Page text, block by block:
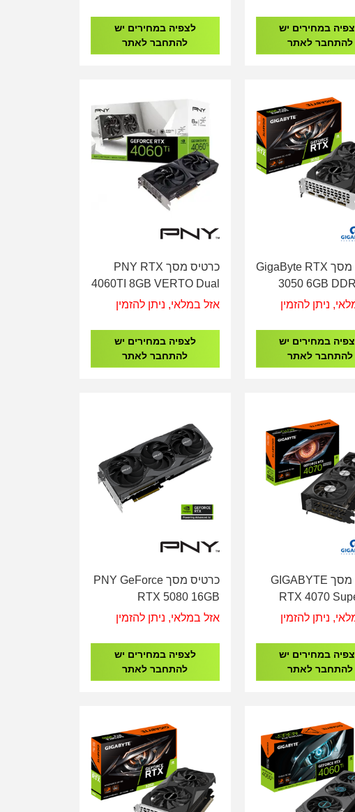
במחירים יש
להתחבר לאתר
לצפיה במחירים יש
להתחבר לאתר
כרטיס מסך GigaByte RTX
3050 6GB
ניתן להזמין
במחירים יש
להתחבר לאתר
כרטיס מסך PNY RTX
4060TI 8GB VERTO Dual
Fan DLSS3
אזל במלאי, ניתן להזמין
לצפיה במחירים יש
להתחבר לאתר
כרטיס מסך GIGABYTE
RTX 4070
ניתן להזמין
במחירים יש
להתחבר לאתר
כרטיס מסך PNY GeForce
RTX 5080 16GB
Overclocked Triple Fan
אזל במלאי, ניתן להזמין
לצפיה במחירים יש
להתחבר לאתר